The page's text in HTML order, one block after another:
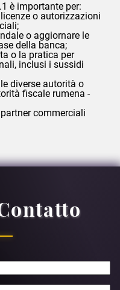
è importante per:
o autorizzazioni
o aggiornare le
della banca;
o la pratica per
inclusi i sussidi
diverse autorità o
fiscale rumena -
commerciali